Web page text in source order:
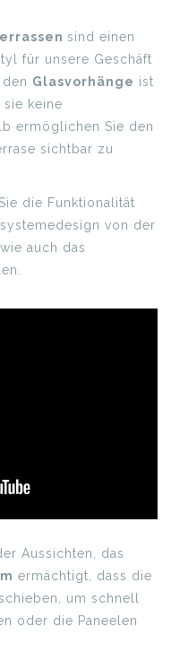
sind einen
für unsere Geschäft
Glasvorhänge ist
keine
ermöglichen Sie den
sichtbar zu
die Funktionalität
von der
auch das
Aussichten, das
ermächtigt, dass die
um schnell
oder die Paneelen